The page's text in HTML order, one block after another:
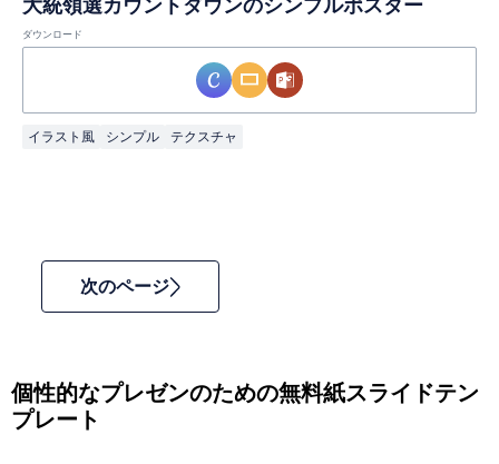
ダウンロード
イラスト風 シンプル テクスチャ
次のページ
個性的なプレゼンのための無料紙スライドテン
プレート